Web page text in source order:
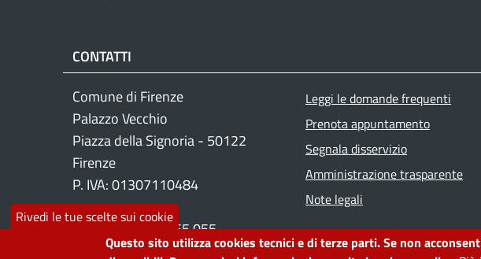
Rivedi le tue scelte sui cookie
Questo sito utilizza cookies tecnici e di terze parti. Se non
CONTATTI
Comune di Firenze
Palazzo Vecchio
Piazza della Signoria - 50122
Firenze
P. IVA: 01307110484
Contact center: 055 055
Footer menu
Leggi le domande frequenti
Prenota appuntamento
Segnala disservizio
Amministrazione trasparente
Note legali